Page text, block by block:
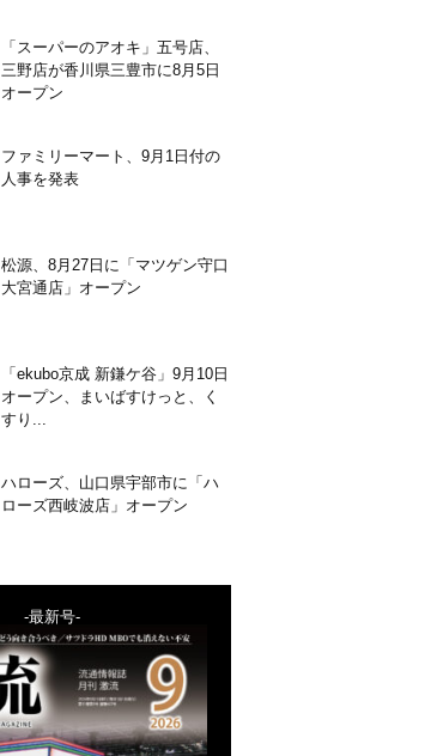
「スーパーのアオキ」五号店、
三野店が香川県三豊市に8月5日
オープン
ファミリーマート、9月1日付の
人事を発表
松源、8月27日に「マツゲン守口
大宮通店」オープン
「ekubo京成 新鎌ケ谷」9月10日
オープン、まいばすけっと、く
すり...
ハローズ、山口県宇部市に「ハ
ローズ西岐波店」オープン
-最新号-